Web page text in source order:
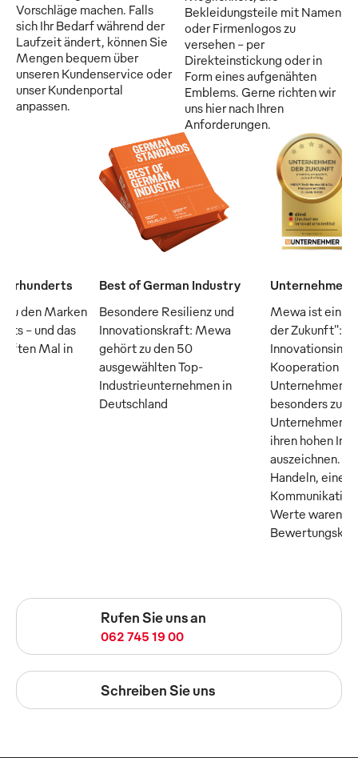
Vorschläge machen. Falls
sich Ihr Bedarf während der
Laufzeit ändert, können Sie
Mengen bequem über
unseren Kundenservice oder
unser Kundenportal
anpassen.
Bekleidungsteile mit Namen
oder Firmenlogos zu
versehen - per
Direkteinstickung oder in
Form eines aufgenähten
Emblems. Gerne richten wir
uns hier nach Ihren
Anforderungen.
den Marken
– und das
Mal in
Best of German Industry
Besondere Resilienz und
Innovationskraft: Mewa
gehört zu den 50
ausgewählten Top-
Industrieunternehmen in
Deutschland
Unternehmen
Mewa ist ein
der Zukunft":
Kooperation
Unternehmer
besonders
Unternehmen,
ihren hohen
auszeichnen.
Handeln, eine
Werte waren
Rufen Sie uns an
062 745 19 00
Schreiben Sie uns